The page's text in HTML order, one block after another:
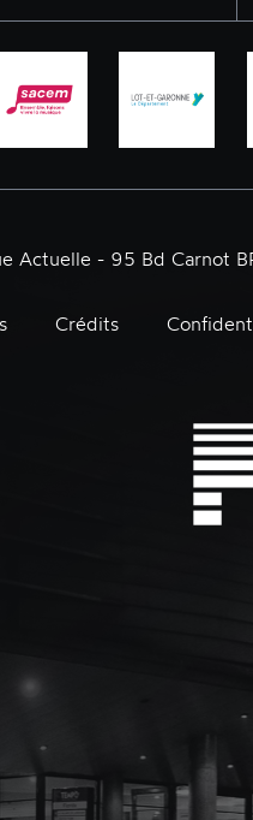
Actuelle - 95 Bd Carnot
Crédits